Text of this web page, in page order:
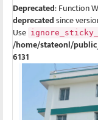
Deprecated: Function
deprecatedsince
Use
/home/stateonl/
6131